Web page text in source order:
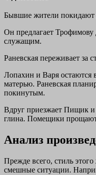
Бывшие жители покидают
Он предлагает Трофимову
служащим.
Раневская переживает за
Лопахин и Варя остаются
матерью. Раневская
покинутым.
Вдруг приезжает Пищик и
глина. Помещики
Анализ
Прежде всего, стиль
смешные ситуации.